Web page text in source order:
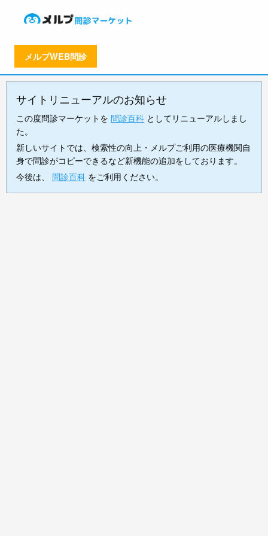
メルプWEB問診
サイトリニューアルのお知らせ
この度問診マーケットを 問診百科 としてリニューアルしまし
た。
新しいサイトでは、検索性の向上・メルプご利用の医療機関自
身で問診がコピーできるなど新機能の追加をしております。
今後は、 問診百科 をご利用ください。